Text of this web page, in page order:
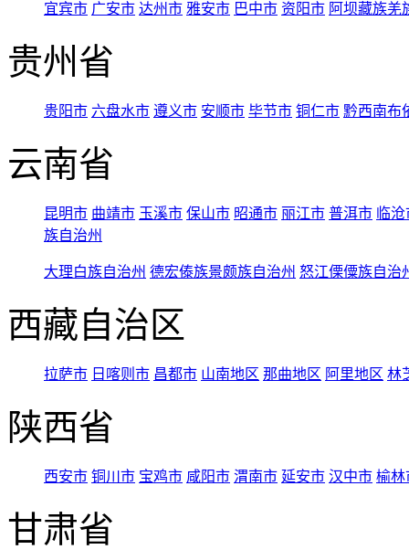
宜宾市 广安市 达州市 雅安市 巴中市 资阳市 阿坝藏族羌
贵州省
贵阳市 六盘水市 遵义市 安顺市 毕节市 铜仁市 黔西南布
云南省
昆明市 曲靖市 玉溪市 保山市 昭通市 丽江市 普洱市 临
族自治州
大理白族自治州 德宏傣族景颇族自治州 怒江傈僳族自治
西藏自治区
拉萨市 日喀则市 昌都市 山南地区 那曲地区 阿里地区 林
陕西省
西安市 铜川市 宝鸡市 咸阳市 渭南市 延安市 汉中市 榆林
甘肃省